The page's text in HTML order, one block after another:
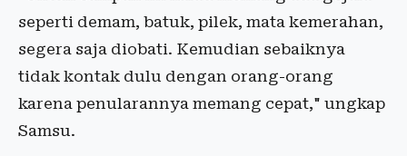
seperti demam, batuk, pilek, mata kemerahan,
segera saja diobati. Kemudian sebaiknya
tidak kontak dulu dengan orang-orang
karena penularannya memang cepat," ungkap
Samsu.